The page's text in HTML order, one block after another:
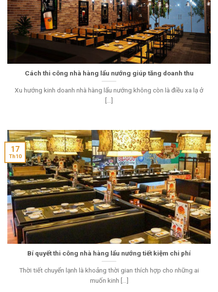
Cách thi công nhà hàng lẩu nướng giúp tăng doanh thu
Xu hướng kinh doanh nhà hàng lẩu nướng không còn là điều xa lạ ở
[...]
Bí quyết thi công nhà hàng lẩu nướng tiết kiệm chi phí
Thời tiết chuyển lạnh là khoảng thời gian thích hợp cho những ai
muốn kinh [...]
17
Th10